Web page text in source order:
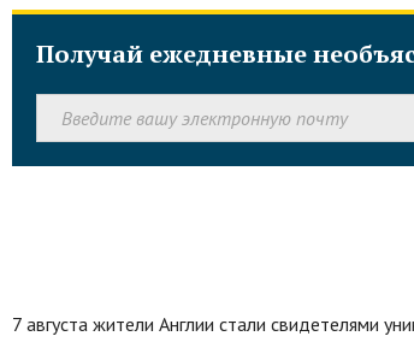
Получай ежедневные
7 августа жители Англии стали свидетелями